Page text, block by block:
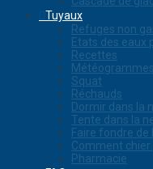
Tuyaux
Refuges non
Etats des eaux
Recettes
Météogrammes
Squat
Réchauds
Dormir dans la
Tente dans la
Faire fondre de
Comment
Pharmacie